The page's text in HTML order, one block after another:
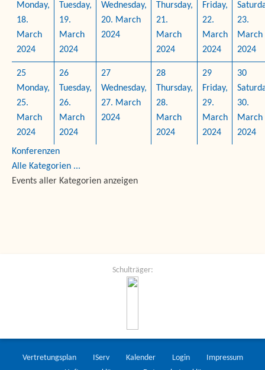
Monday,
18.
March
2024
Tuesday,
19.
March
2024
Wednesday,
20. March
2024
Thursday,
21.
March
2024
Friday,
22.
March
2024
23.
March
2024
25
Monday,
25.
March
2024
26
Tuesday,
26.
March
2024
27
Wednesday,
27. March
2024
28
Thursday,
28.
March
2024
29
Friday,
29.
March
2024
30
30.
March
2024
Konferenzen
Alle Kategorien ...
Events aller Kategorien anzeigen
Schulträger:
Vertretungsplan IServ Kalender Login
Impressum